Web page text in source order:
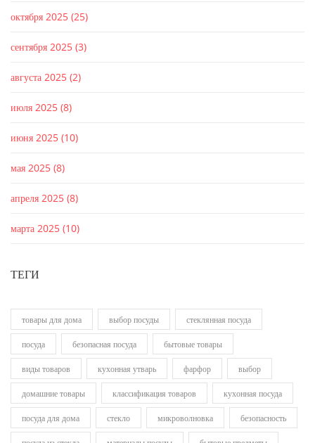
октября 2025 (25)
сентября 2025 (3)
августа 2025 (2)
июля 2025 (8)
июня 2025 (10)
мая 2025 (8)
апреля 2025 (8)
марта 2025 (10)
ТЕГИ
товары для дома выбор посуды стеклянная посуда
посуда безопасная посуда бытовые товары
виды товаров кухонная утварь фарфор выбор
домашние товары классификация товаров кухонная посуда
посуда для дома стекло микроволновка безопасность